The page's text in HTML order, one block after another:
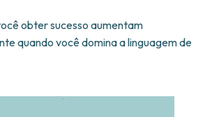
obter sucesso aumentam
quando você domina a linguagem de